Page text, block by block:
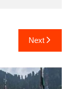
Next